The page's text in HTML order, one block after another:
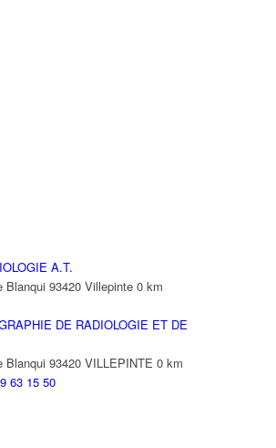
A.T.
Blanqui 93420 Villepinte 0 km
DE RADIOLOGIE ET DE
Blanqui 93420 VILLEPINTE 0 km
63 15 50